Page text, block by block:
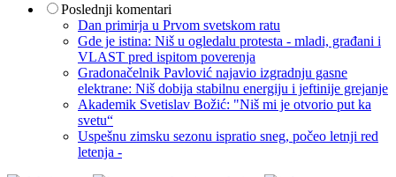
Poslednji komentari
Dan primirja u Prvom svetskom ratu
Gde je istina: Niš u ogledalu protesta - mladi, građani i
VLAST pred ispitom poverenja
Gradonačelnik Pavlović najavio izgradnju gasne
elektrane: Niš dobija stabilnu energiju i jeftinije grejanje
Akademik Svetislav Božić: "Niš mi je otvorio put ka
svetu“
Uspešnu zimsku sezonu ispratio sneg, počeo letnji red
letenja -